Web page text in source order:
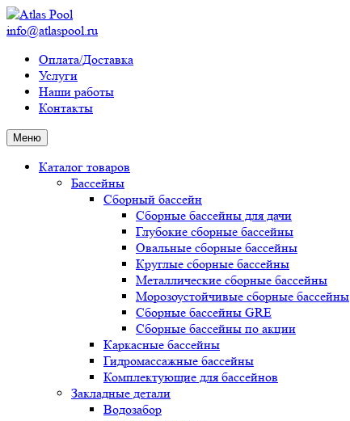
info@atlaspool.ru
Оплата/Доставка
Услуги
Наши работы
Контакты
Меню
Каталог товаров
Бассейны
Сборный бассейн
Сборные бассейны для дачи
Глубокие сборные бассейны
Овальные сборные бассейны
Круглые сборные бассейны
Металлические сборные бассейны
Морозоустойчивые сборные бассейны
Сборные бассейны GRE
Сборные бассейны по акции
Каркасные бассейны
Гидромассажные бассейны
Комплектующие для бассейнов
Закладные детали
Водозабор